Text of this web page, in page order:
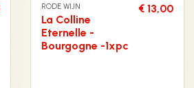
RODE WIJN
La Colline
Eternelle -
Bourgogne -1xpc
€ 13,00